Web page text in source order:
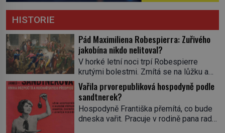
HISTORIE
Pád Maximiliena Robespierra: Zuřivého
jakobína nikdo nelitoval?
V horké letní noci trpí Robespierre
krutými bolestmi. Zmítá se na lůžku a
hlavou mu víří kolotoč myšlenek. Když
se probere z mdlob, vzpomene si na
jednu z pařížských jasnovidek, kterou
před lety navštívil. Prorokovala mu
tragický osud. Tehdy se jí vysmál.
Vařila prvorepubliková hospodyně podle
sandtnerek?
Hospodyně Františka přemítá, co bude
dneska vařit. Pracuje v rodině pana rady